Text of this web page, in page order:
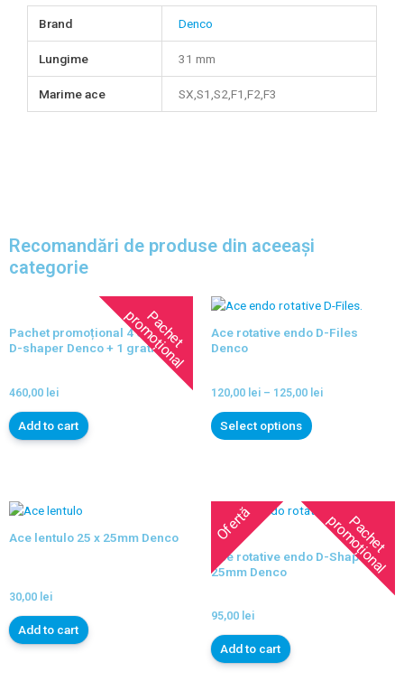
Brand Denco
Lungime 31 mm
Marime ace SX,S1,S2,F1,F2,F3
Recomandări de produse din aceeași
categorie
P
a
c
h
e
t
p
r
o
m
o
ț
i
o
n
a
l
Pachet promoțional 4 cutii Ace
D-shaper Denco + 1 gratis
460,00 lei
Add to cart
P
a
c
h
e
t
p
r
o
m
o
ț
i
o
n
a
l
Ace rotative endo D-Files
Denco
120,00 lei – 125,00 lei
Select options
Ace lentulo 25 x 25mm Denco
30,00 lei
Add to cart
Ofertă P
a
c
h
e
t
p
r
o
m
o
ț
i
o
n
a
l
Ace rotative endo D-Shaper
25mm Denco
95,00 lei
Add to cart
Ofertă P
a
c
h
e
t
p
r
o
m
o
ț
i
o
n
a
l